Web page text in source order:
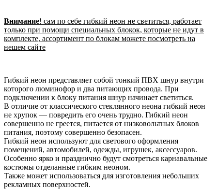
Внимание! сам по себе гибкий неон не светиться, работает
только при помощи специальных блокок, которые не идут в
комплекте, ассортимент по блокам можете посмотреть на
нешем сайте
Гибкий неон представляет собой тонкий ПВХ шнур внутри
которого люминофор и два питающих провода. При
подключении к блоку питания шнур начинает светиться.
В отличие от классического стеклянного неона гибкий неон
не хрупок ― повредить его очень трудно. Гибкий неон
совершенно не греется, питается от низковольтных блоков
питания, поэтому совершенно безопасен.
Гибкий неон используют для светового оформления
помещений, автомобилей, одежды, игрушек, аксессуаров.
Особенно ярко и празднично будут смотреться карнавальные
костюмы отделанные гибким неоном.
Также может использоваться для изготовления небольших
рекламных поверхностей.